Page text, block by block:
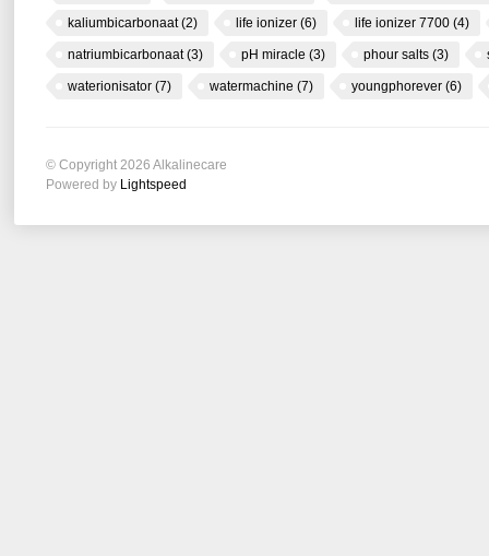
kaliumbicarbonaat(2) life ionizer (6) life ionizer 7700 (4)
natriumbicarbonaat(3) pH miracle (3) phour salts (3)
waterionisator (7) watermachine (7) youngphorever (6)
© Copyright 2026 Alkalinecare
Powered by Lightspeed